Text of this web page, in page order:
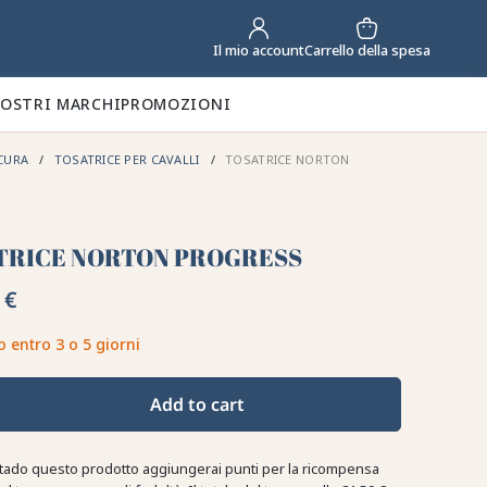
Il mio accountCarrello della spesa
MARCHIPROMOZIONI
TOSATRICE PER CAVALLI TOSATRICE NORTON
NORTON PROGRESS
entro 3 o 5 giorni
Add to cart
questo prodotto aggiungerai punti per la ricompensa